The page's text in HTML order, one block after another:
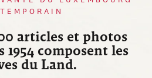
articles et photos
1954 composent les
du Land.